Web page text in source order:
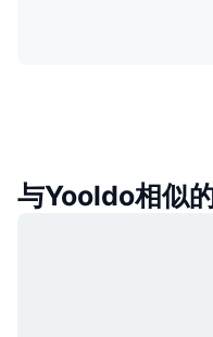
与Yooldo相似